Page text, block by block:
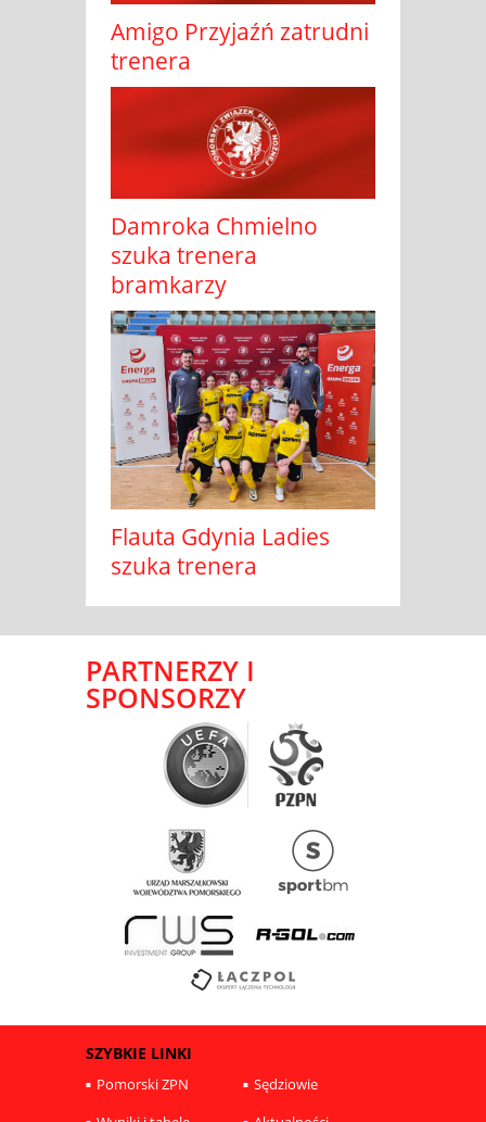
Amigo Przyjaźń zatrudni
trenera
Damroka Chmielno
szuka trenera
bramkarzy
Flauta Gdynia Ladies
szuka trenera
PARTNERZY I
SPONSORZY
SZYBKIE LINKI
Pomorski ZPN
Sędziowie